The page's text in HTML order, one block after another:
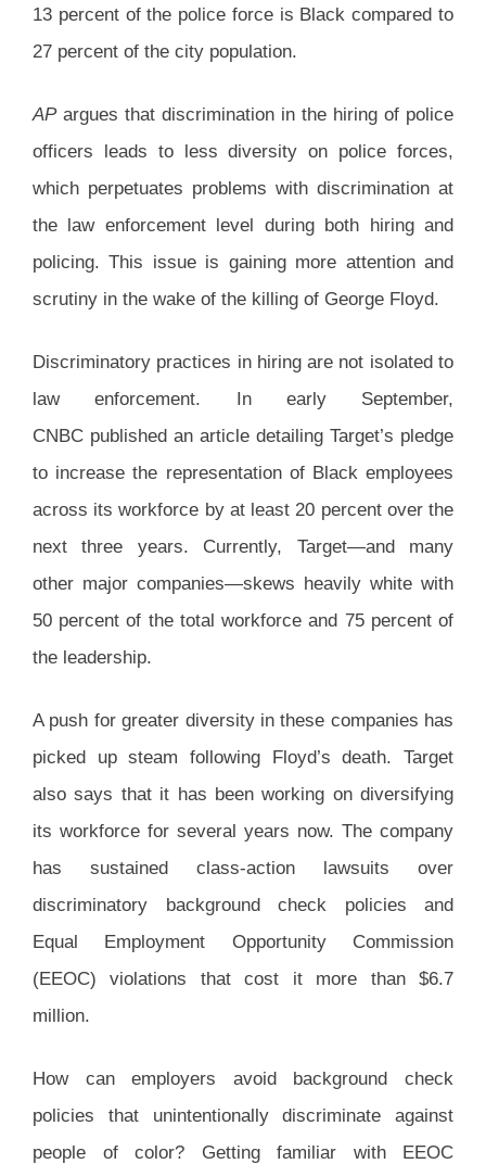
13 percent of the police force is Black compared to
27 percent of the city population.
APargues that discrimination in the hiring of police
officers leads to less diversity on police forces,
which perpetuates problems with discrimination at
the law enforcement level during both hiring and
policing. This issue is gaining more attention and
scrutiny in the wake of the killing of George Floyd.
Discriminatory practices in hiring are not isolated to
law enforcement. In early September,
CNBC published an article detailing Target’s pledge
to increase the representation of Black employees
across its workforce by at least 20 percent over the
next three years. Currently, Target—and many
other major companies—skews heavily white with
50 percent of the total workforce and 75 percent of
the leadership.
A push for greater diversity in these companies has
picked up steam following Floyd’s death. Target
also says that it has been working on diversifying
its workforce for several years now. The company
has sustained class-action lawsuits over
discriminatory background check policies and
Equal Employment Opportunity Commission
(EEOC) violations that cost it more than $6.7
million.
How can employers avoid background check
policies that unintentionally discriminate against
people of color? Getting familiar with EEOC